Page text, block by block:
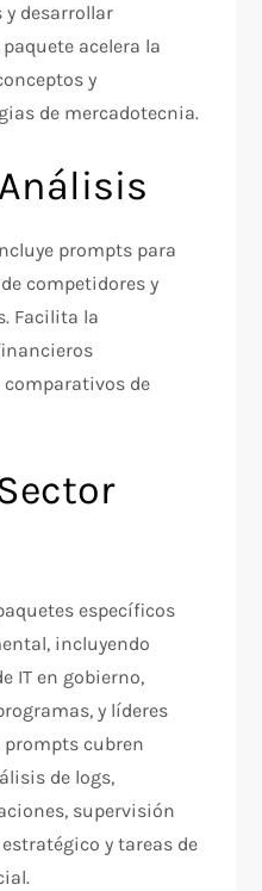
desarrollar
acelera la
y
de mercadotecnia.​
prompts para
competidores y
Facilita la
de
específicos
incluyendo
IT en gobierno,
y líderes
prompts cubren
de logs,
supervisión
y tareas de